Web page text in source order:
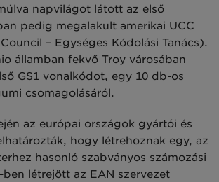
napvilágot látott az első
pedig megalakult amerikai UCC
– Egységes Kódolási Tanács).
államban fekvő Troy városában
GS1 vonalkódot, egy 10 db-os
csomagolásáról.
az európai országok gyártói és
hogy létrehoznak egy, az
hasonló szabványos számozási
ben létrejött az EAN szervezet